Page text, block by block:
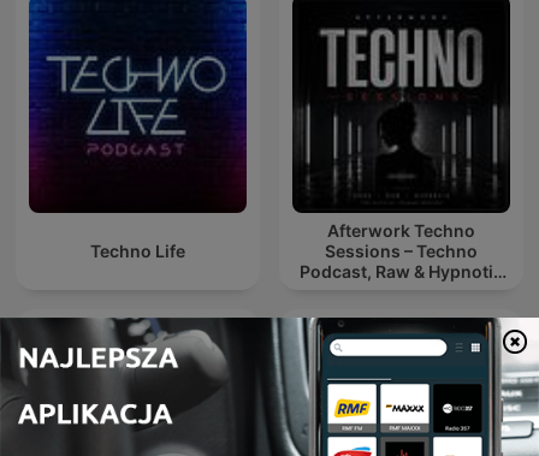
Techno Life
Afterwork Techno
Sessions – Techno
Podcast, Raw & Hypnotic